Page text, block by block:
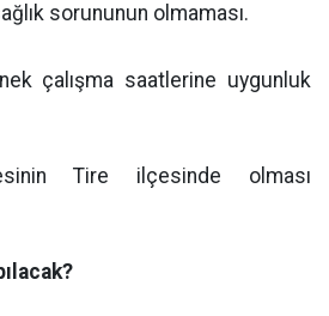
sorununun olmaması.
çalışma saatlerine uygunluk
Tire ilçesinde olması